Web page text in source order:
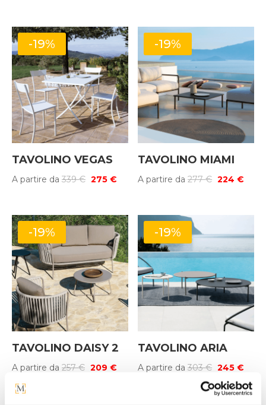
era:
160 €.
è:
128 €.
336 €.
-19%
TAVOLINO VEGAS
A partire da 339€ Il
era:
339 €.
275 €
è:
275 €.
-19%
TAVOLINO MIAMI
A partire da277€ Il
277 €.
224€
224
-19%
TAVOLINO DAISY 2
A partire da 257€ Il209 €
-19%
TAVOLINO ARIA
A partire da303€ Il
prezzo
originale
245€